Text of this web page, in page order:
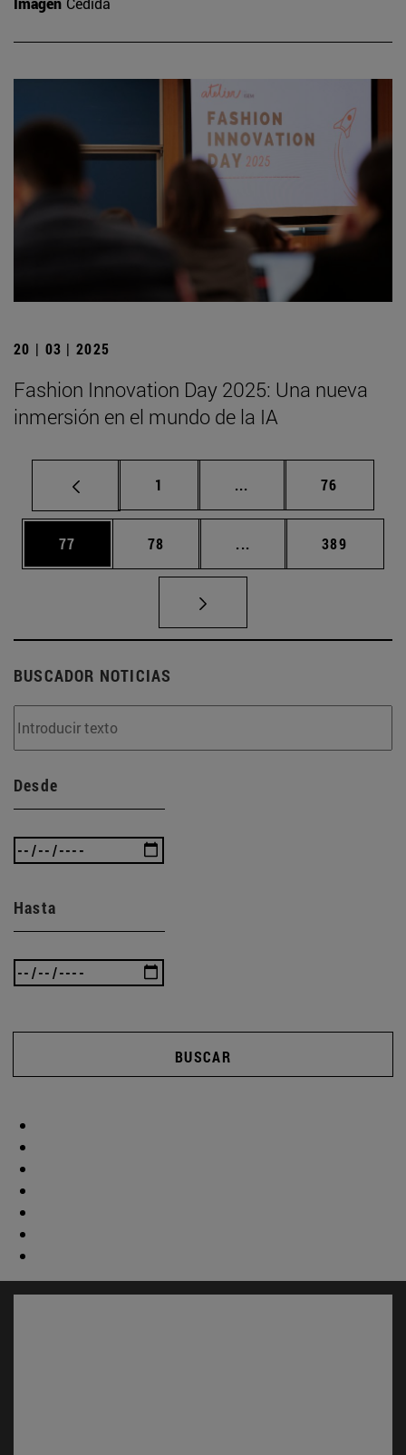
20 | 03 | 2025
Fashion Innovation Day 2025: Una nueva
inmersión en el mundo de la IA
Página
1 ... Páginas intermedias
Página
76
Página
77 Página
78 ... Páginas intermedias
Página
389
BUSCADOR NOTICIAS
Desde
Hasta
BUSCAR